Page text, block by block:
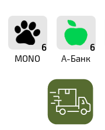
6
MONO
6
А-Банк